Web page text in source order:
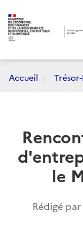
Accueil
le
Rédigé par